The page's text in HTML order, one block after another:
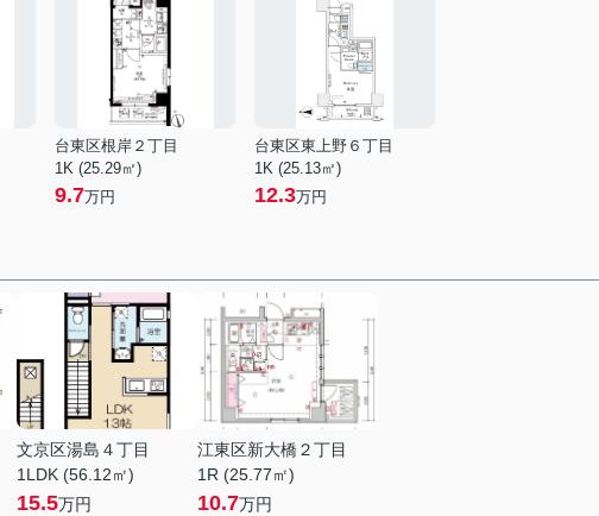
台東区根岸２丁目
1K (25.29㎡)
9.7万円
台東区東上野６丁目
1K (25.13㎡)
12.3万円
文京区湯島４丁目
1LDK (56.12㎡)
15.5万円
江東区新大橋２丁目
1R (25.77㎡)
10.7万円